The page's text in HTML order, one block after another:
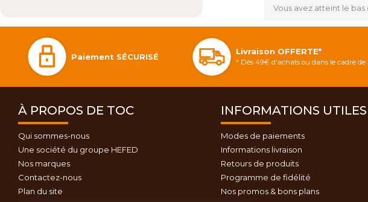
Vous avez atteint le
Paiement SÉCURISÉ
Livraison OFFERTE*
* Dès 49€ d'achats ou dans le cadre
À PROPOS DE TOC
Qui sommes-nous
Une société du groupe HEFED
Nos marques
Contactez-nous
Plan du site
INFORMATIONS UTILES
Modes de paiements
Informations livraison
Retours de produits
Programme de fidélité
Nos promos & bons plans